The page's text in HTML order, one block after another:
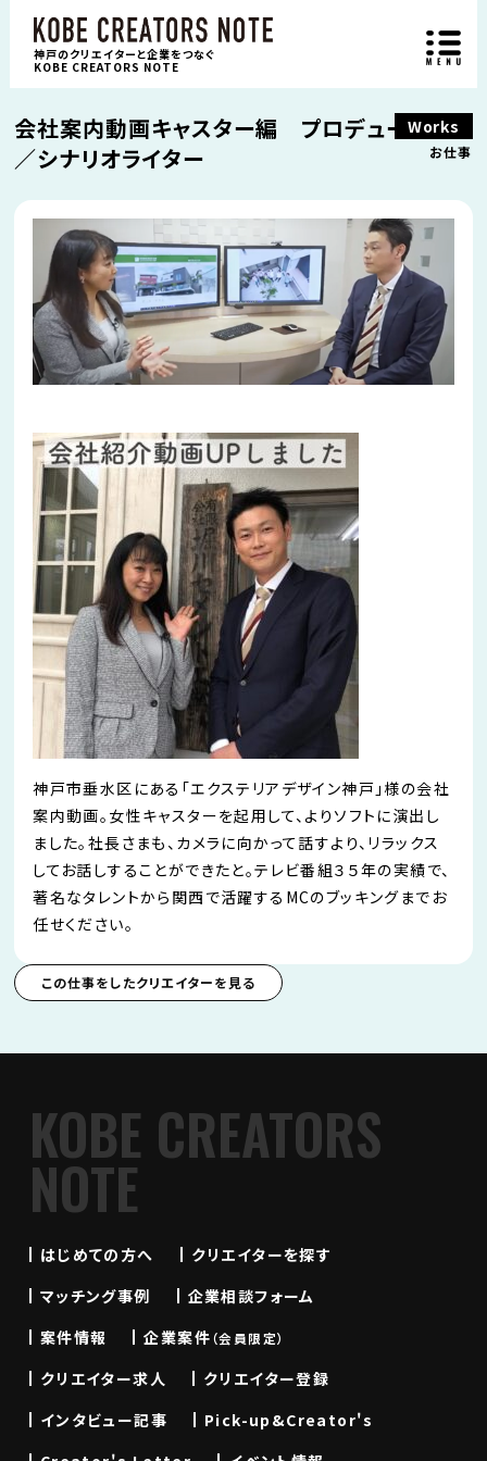
神戸のクリエイターと企業をつなぐ
KOBE CREATORS NOTE
Works
お仕事
会社案内動画キャスター編 プロデューサー
／シナリオライター
神戸市垂水区にある「エクステリアデザイン神戸」様の会社
案内動画。女性キャスターを起用して、よりソフトに演出し
ました。社長さまも、カメラに向かって話すより、リラックス
してお話しすることができたと。テレビ番組３５年の実績で、
著名なタレントから関西で活躍するMCのブッキングまでお
任せください。
この仕事をしたクリエイターを見る
KOBE CREATORS
NOTE
はじめての方へ
クリエイターを探す
マッチング事例
企業相談フォーム
案件情報
企業案件（会員限定）
クリエイター求人
クリエイター登録
インタビュー記事
Pick-up&Creator's